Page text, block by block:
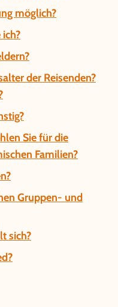
möglich?
der Reisenden?
Sie für die
Familien?
Gruppen- und
sich?